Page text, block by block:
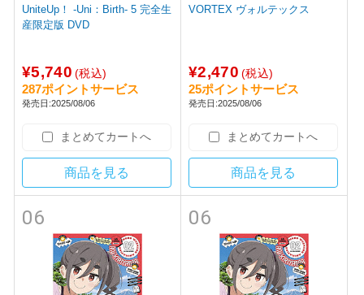
UniteUp！ -Uni：Birth- 5 完全生
産限定版 DVD
¥5,740 (税込)
287ポイントサービス
発売日:2025/08/06
まとめてカートへ
商品を見る
VORTEX ヴォルテックス
¥2,470 (税込)
25ポイントサービス
発売日:2025/08/06
まとめてカートへ
商品を見る
06 06